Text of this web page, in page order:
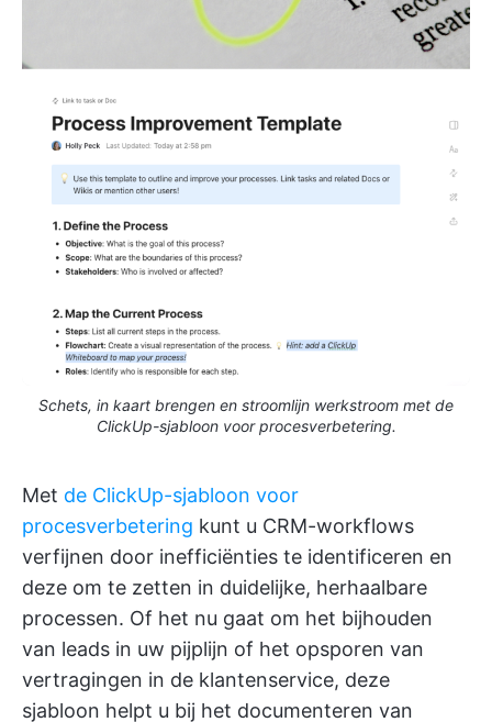
Schets, in kaart brengen en stroomlijn werkstroom met de
ClickUp-sjabloon voor procesverbetering.
Met de ClickUp-sjabloon voor
procesverbetering kunt u CRM-workflows
verfijnen door inefficiënties te identificeren en
deze om te zetten in duidelijke, herhaalbare
processen. Of het nu gaat om het bijhouden
van leads in uw pijplijn of het opsporen van
vertragingen in de klantenservice, deze
sjabloon helpt u bij het documenteren van